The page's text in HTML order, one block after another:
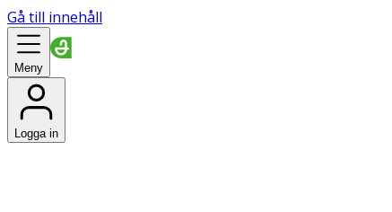
Gå till innehåll
Meny
Logga in